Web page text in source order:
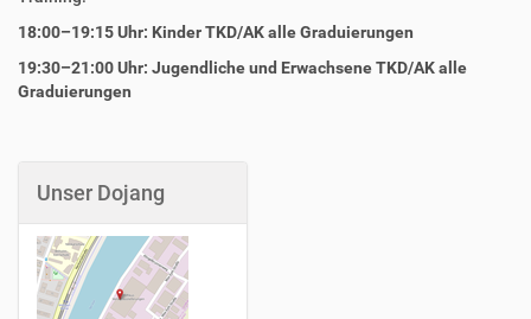
18:00–19:15 Uhr: Kinder TKD/AK alle Graduierungen
19:30–21:00 Uhr: Jugendliche und Erwachsene TKD/AKalle
Graduierungen
Unser Dojang